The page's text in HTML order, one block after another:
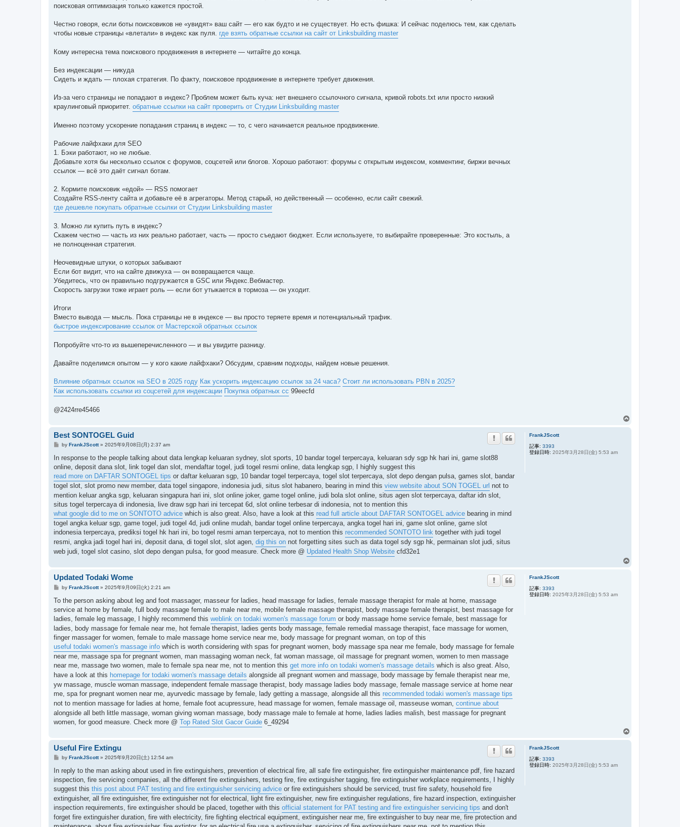
поисковая оптимизация только кажется простой.
Честно говоря, если боты поисковиков не «увидят» ваш сайт — его как будто и не существует. Но есть фишка: И сейчас поделюсь тем, как сделать
чтобы новые страницы «влетали» в индекс как пуля. где взять обратные ссылки на сайт от Linksbuilding master
Кому интересна тема поискового продвижения в интернете — читайте до конца.
Без индексации — никуда
Сидеть и ждать — плохая стратегия. По факту, поисковое продвижение в интернете требует движения.
Из-за чего страницы не попадают в индекс? Проблем может быть куча: нет внешнего ссылочного сигнала, кривой robots.txt или просто низкий
краулинговый приоритет. обратные ссылки на сайт проверить от Студии Linksbuilding master
Именно поэтому ускорение попадания страниц в индекс — то, с чего начинается реальное продвижение.
Рабочие лайфхаки для SEO
1. Бэки работают, но не любые.
Добавьте хотя бы несколько ссылок с форумов, соцсетей или блогов. Хорошо работают: форумы с открытым индекcом, комментинг, биржи вечных
ссылок — всё это даёт сигнал ботам.
2. Кормите поисковик «едой» — RSS помогает
Создайте RSS-ленту сайта и добавьте её в агрегаторы. Метод старый, но действенный — особенно, если сайт свежий.
где дешевле покупать обратные ссылки от Студии Linksbuilding master
3. Можно ли купить путь в индекс?
Скажем честно — часть из них реально работает, часть — просто съедают бюджет. Если используете, то выбирайте проверенные: Это костыль, а
не полноценная стратегия.
Неочевидные штуки, о которых забывают
Если бот видит, что на сайте движуха — он возвращается чаще.
Убедитесь, что он правильно подгружается в GSC или Яндекс.Вебмастер.
Скорость загрузки тоже играет роль — если бот утыкается в тормоза — он уходит.
Итоги
Вместо вывода — мысль. Пока страницы не в индексе — вы просто теряете время и потенциальный трафик.
быстрое индексирование ссылок от Мастерской обратных ссылок
Попробуйте что-то из вышеперечисленного — и вы увидите разницу.
Давайте поделимся опытом — у кого какие лайфхаки? Обсудим, сравним подходы, найдем новые решения.
Влияние обратных ссылок на SEO в 2025 году Как ускорить индексацию ссылок за 24 часа? Стоит ли использовать PBN в 2025?
Как использовать ссылки из соцсетей для индексации Покупка обратных сс 99eecfd
@2424rre45466
FrankJScott
記事: 3393
登録日時: 2025年3月28日(金) 5:53 am
Best SONTOGEL Guid
投
記
by FrankJScott» 2025年9月08日(月) 2:37 am
In response to the people talking about data lengkap keluaran sydney, slot sports, 10 bandar togel terpercaya, keluaran sdy sgp hk hari ini, game slot88
online, deposit dana slot, link togel dan slot, mendaftar togel, judi togel resmi online, data lengkap sgp, I highly suggest this
read more on DAFTAR SONTOGEL tips or daftar keluaran sgp, 10 bandar togel terpercaya, togel slot terpercaya, slot depo dengan pulsa, games slot, bandar
togel slot, slot promo new member, data togel singapore, indonesia judi, situs slot habanero, bearing in mind this view website about SON TOGEL url not to
mention keluar angka sgp, keluaran singapura hari ini, slot online joker, game togel online, judi bola slot online, situs agen slot terpercaya, daftar idn slot,
situs togel terpercaya di indonesia, live draw sgp hari ini tercepat 6d, slot online terbesar di indonesia, not to mention this
what google did to me on SONTOTO advice which is also great. Also, have a look at this read full article about DAFTAR SONTOGEL advice bearing in mind
togel angka keluar sgp, game togel, judi togel 4d, judi online mudah, bandar togel online terpercaya, angka togel hari ini, game slot online, game slot
indonesia terpercaya, prediksi togel hk hari ini, bo togel resmi aman terpercaya, not to mention this recommended SONTOTO link together with judi togel
resmi, angka jadi togel hari ini, deposit dana, di togel slot, slot agen, dig this on not forgetting sites such as data togel sdy sgp hk, permainan slot judi, situs
web judi, togel slot casino, slot depo dengan pulsa, for good measure. Check more @ Updated Health Shop Website cfd32e1
FrankJScott
記事: 3393
登録日時: 2025年3月28日(金) 5:53 am
Updated Todaki Wome
投
記
by FrankJScott» 2025年9月09日(火) 2:21 am
To the person asking about leg and foot massager, masseur for ladies, head massage for ladies, female massage therapist for male at home, massage
service at home by female, full body massage female to male near me, mobile female massage therapist, body massage female therapist, best massage for
ladies, female leg massage, I highly recommend this weblink on todaki women's massage forum or body massage home service female, best massage for
ladies, body massage for female near me, hot female therapist, ladies gents body massage, female remedial massage therapist, face massage for women,
finger massager for women, female to male massage home service near me, body massage for pregnant woman, on top of this
useful todaki women's massage info which is worth considering with spas for pregnant women, body massage spa near me female, body massage for female
near me, massage spa for pregnant women, man massaging woman neck, fat woman massage, oil massage for pregnant women, women to men massage
near me, massage two women, male to female spa near me, not to mention this get more info on todaki women's massage details which is also great. Also,
have a look at this homepage for todaki women's massage details alongside all pregnant women and massage, body massage by female therapist near me,
yw massage, muscle woman massage, independent female massage therapist, body massage ladies body massage, female massage service at home near
me, spa for pregnant women near me, ayurvedic massage by female, lady getting a massage, alongside all this recommended todaki women's massage tips
not to mention massage for ladies at home, female foot acupressure, head massage for women, female massage oil, masseuse woman, continue about
alongside all beth little massage, woman giving woman massage, body massage male to female at home, ladies ladies malish, best massage for pregnant
women, for good measure. Check more @ Top Rated Slot Gacor Guide 6_49294
FrankJScott
記事: 3393
登録日時: 2025年3月28日(金) 5:53 am
Useful Fire Extingu
投
記
by FrankJScott» 2025年9月20日(土) 12:54 am
In reply to the man asking about used in fire extinguishers, prevention of electrical fire, all safe fire extinguisher, fire extinguisher maintenance pdf, fire hazard
inspection, fire servicing companies, all the different fire extinguishers, testing fire, fire extinguisher tagging, fire extinguisher workplace requirements, I highly
suggest this this post about PAT testing and fire extinguisher servicing advice or fire extinguishers should be serviced, trust fire safety, household fire
extinguisher, all fire extinguisher, fire extinguisher not for electrical, light fire extinguisher, new fire extinguisher regulations, fire hazard inspection, extinguisher
inspection requirements, fire extinguisher should be placed, together with this official statement for PAT testing and fire extinguisher servicing tips and don't
forget fire extinguisher duration, fire with electricity, fire fighting electrical equipment, extinguisher near me, fire extinguisher to buy near me, fire protection and